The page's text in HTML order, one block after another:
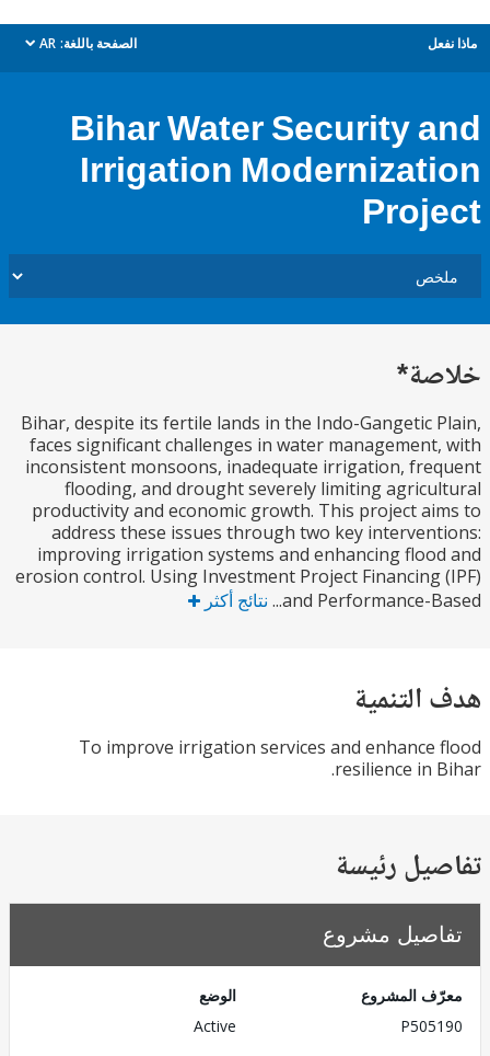
الصفحة باللغة: AR
dropdown
Bihar Water Security
Irrigation
Bihar, despite its fertile lands in the Indo-Gangetic
faces significant challenges in water
inconsistent monsoons, inadequate irrigation,
flooding, and drought severely limiting
productivity and economic growth. This project
address these issues through two key
improving irrigation systems and enhancing
erosion control. Using Investment Project
and Performance- نتائج أكثر
To improve irrigation services and
resilience in
رئيسة
مشروع
المشروع